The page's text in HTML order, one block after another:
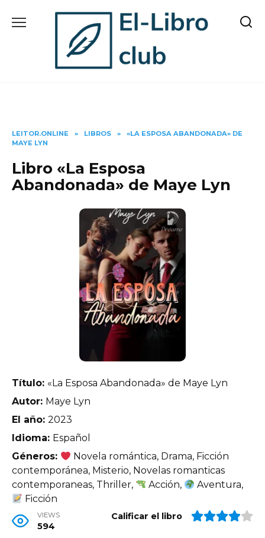
LEITOR.ONLINE » LIBROS »
«LA ESPOSA ABANDONADA» DE
MAYE LYN
Libro «La Esposa
Abandonada» de Maye Lyn
Título: «La Esposa Abandonada» de Maye Lyn
Autor: Maye Lyn
El año: 2023
Idioma: Español
Géneros:
Novela romántica, Drama, Ficción
contemporánea, Misterio, Novelas romanticas
contemporaneas, Thriller,
Acción,
Aventura,
Ficción
VIEWS
594
Calificar el libro